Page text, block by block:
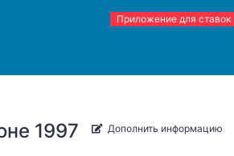
Приложение для ставок
1997 Дополнить информацию